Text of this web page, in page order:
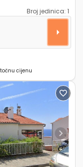
Broj jedinica: 1
20138-a
cijenu
Next